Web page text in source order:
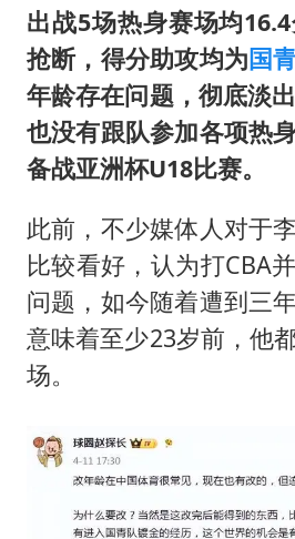
出战5场热身赛场均
抢断，得分助攻均为国
年龄存在问题，彻底淡
也没有跟队参加各项热
备战亚洲杯U18比赛。
此前，不少媒体人对于
比较看好，认为打CBA
问题，如今随着遭到三
意味着至少23岁前，他
场。